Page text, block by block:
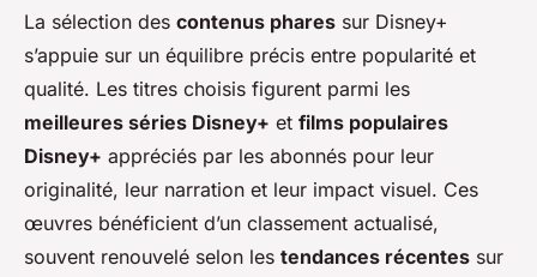
La sélection des contenus phares sur Disney+
s’appuie sur un équilibre précis entre popularité et
qualité. Les titres choisis figurent parmi les
meilleures séries Disney+ et films populaires
Disney+ appréciés par les abonnés pour leur
originalité, leur narration et leur impact visuel. Ces
œuvres bénéficient d’un classement actualisé,
souvent renouvelé selon les tendances récentes sur